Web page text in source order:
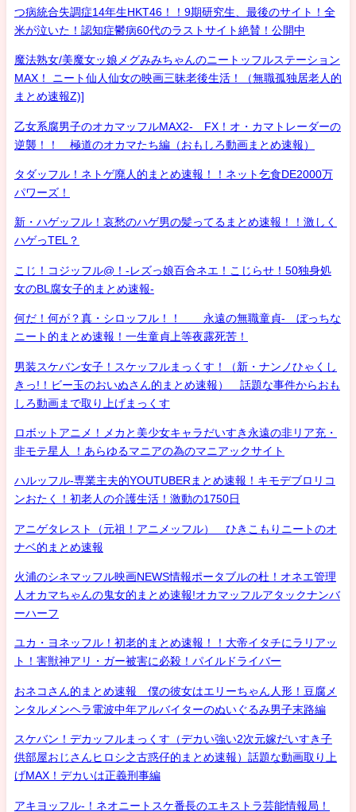
つ病統合失調症14年生HKT46！！9期研究生、最後のサイト！全
米が泣いた！認知症鬱病60代のラストサイト絶賛！公開中
魔法熟女/美魔女ッ娘メグみみちゃんのニートッフルステーション
MAX！ ニート仙人仙女の映画三昧老後生活！（無職孤独居老人的
まとめ速報Z)]
乙女系腐男子のオカマッフルMAX2- FX！オ・カマトレーダーの
逆襲！！ 極道のオカマたち編（おもしろ動画まとめ速報）
タダッフル！ネトゲ廃人的まとめ速報！！ネット乞食DE2000万
パワーズ！
新・ハゲッフル！哀愁のハゲ男の髪ってるまとめ速報！！激しく
ハゲっTEL？
こじ！コジッフル@！-レズっ娘百合ネエ！こじらせ！50独身処
女のBL腐女子的まとめ速報-
何だ！何が？真・シロッフル！！ 永遠の無職童貞- ぼっちな
ニート的まとめ速報！一生童貞上等夜露死苦！
男装スケバン女子！スケッフルまっくす！（新・ナンノひゃくし
きっ!！ビー玉のおいぬさん的まとめ速報） 話題な事件からおも
しろ動画まで取り上げまっくす
ロボットアニメ！メカと美少女キャラだいすき永遠の非リア充・
非モテ星人 ！あらゆるマニアの為のマニアックサイト
ハルッフル-専業主夫的YOUTUBERまとめ速報！キモデブロリコ
ンおたく！初老人の介護生活！激動の1750日
アニゲタレスト（元祖！アニメッフル） ひきこもりニートのオ
ナベ的まとめ速報
火浦のシネマッフル映画NEWS情報ポータブルの杜！オネエ管理
人オカマちゃんの鬼女的まとめ速報!オカマッフルアタックナンバ
ーハーフ
ユカ・ヨネッフル！初老的まとめ速報！！大帝イタチにラリアッ
ト！害獣神アリ・ガー被害に必殺！パイルドライバー
おネコさん的まとめ速報 僕の彼女はエリーちゃん人形！豆腐メ
ンタルメンヘラ電波中年アルバイターのぬいぐるみ男子末路編
スケバン！デカッフルまっくす（デカい強い2次元嫁だいすき子
供部屋おじさんヒロシ之古惑仔的まとめ速報）話題な動画取り上
げMAX！デカいは正義刑事編
アキヨッフル-！ネオニートスケ番長のエキストラ芸能情報局！